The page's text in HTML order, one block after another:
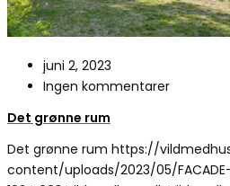
juni 2, 2023
Ingen kommentarer
Det grønne rum
Det grønne rum https://
content/uploads/2023/05/